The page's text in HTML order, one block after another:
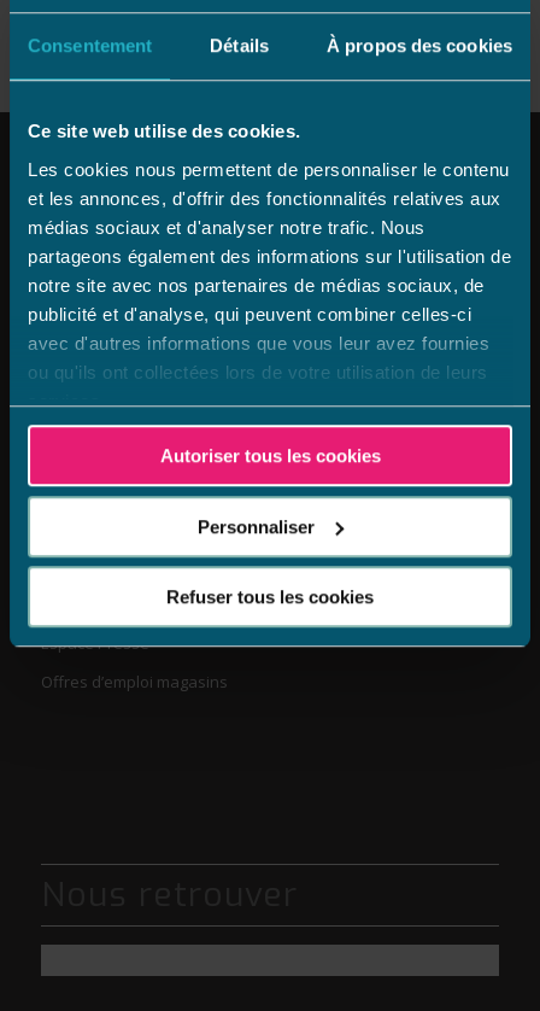
Consentement Détails À propos des cookies
Ce site web utilise des cookies.
Les cookies nous permettent de personnaliser le contenu
et les annonces, d'offrir des fonctionnalités relatives aux
médias sociaux et d'analyser notre trafic. Nous
partageons également des informations sur l'utilisation de
notre site avec nos partenaires de médias sociaux, de
publicité et d'analyse, qui peuvent combiner celles-ci
avec d'autres informations que vous leur avez fournies
ou qu'ils ont collectées lors de votre utilisation de leurs
services.
Autoriser tous les cookies
Personnaliser
Refuser tous les cookies
Aquilus Groupe
Aquilus Piscines et Spas, réseau de plus de 60
concessionnaires depuis 1981, est une marque qui
fait place à l’esprit d’entreprise et d’innovation au
sein d’un environnement à taille humaine.
Informations
Espace Presse
Offres d’emploi magasins